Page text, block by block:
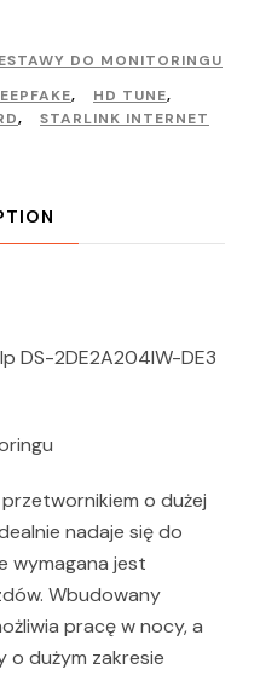
DO MONITORINGU
, HD TUNE,
, STARLINK INTERNET
DS-2DE2A204IW-DE3
o dużej
nadaje się do
wymagana jest
Wbudowany
pracę w nocy, a
o dużym zakresie